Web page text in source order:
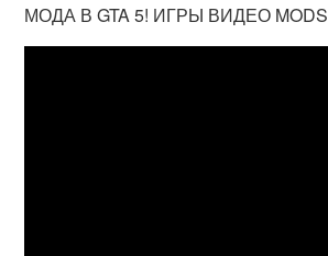
МОДА В GTA 5! ИГРЫ ВИДЕО MODS